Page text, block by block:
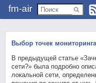
fm-air
Выбор точек
В предыдущей статье
сети?» была подробно
локальной сети,